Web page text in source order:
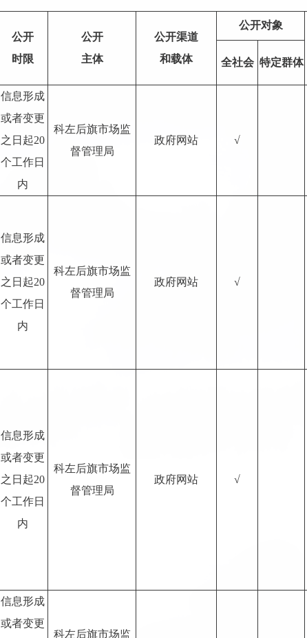
公开
时限
公开
主体
公开渠道
和载体
公开对象
全社会 特定群体
信息形成
或者变更
之日起20
个工作日
内
科左后旗市场监
督管理局
政府网站 √
信息形成
或者变更
之日起20
个工作日
内
科左后旗市场监
督管理局
政府网站 √
信息形成
或者变更
之日起20
个工作日
内
科左后旗市场监
督管理局
政府网站 √
信息形成
或者变更
科左后旗市场监